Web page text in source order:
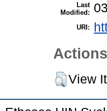
Last
Modified:
URI:
View